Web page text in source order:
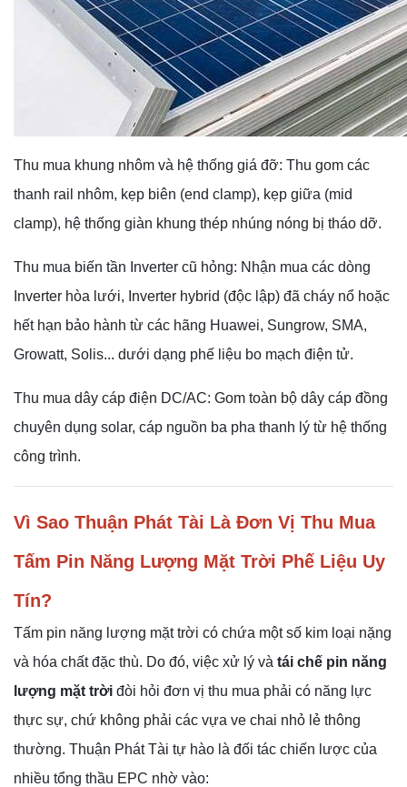
Thu mua khung nhôm và hệ thống giá đỡ: Thu gom các
thanh rail nhôm, kẹp biên (end clamp), kẹp giữa (mid
clamp), hệ thống giàn khung thép nhúng nóng bị tháo dỡ.
Thu mua biến tần Inverter cũ hỏng: Nhận mua các dòng
Inverter hòa lưới, Inverter hybrid (độc lập) đã cháy nổ hoặc
hết hạn bảo hành từ các hãng Huawei, Sungrow, SMA,
Growatt, Solis... dưới dạng phế liệu bo mạch điện tử.
Thu mua dây cáp điện DC/AC: Gom toàn bộ dây cáp đồng
chuyên dụng solar, cáp nguồn ba pha thanh lý từ hệ thống
công trình.
Vì Sao Thuận Phát Tài Là Đơn Vị Thu Mua
Tấm Pin Năng Lượng Mặt Trời Phế Liệu Uy
Tín?
Tấm pin năng lượng mặt trời có chứa một số kim loại nặng
và hóa chất đặc thù. Do đó, việc xử lý và tái chế pin năng
lượng mặt trời đòi hỏi đơn vị thu mua phải có năng lực
thực sự, chứ không phải các vựa ve chai nhỏ lẻ thông
thường. Thuận Phát Tài tự hào là đối tác chiến lược của
nhiều tổng thầu EPC nhờ vào: